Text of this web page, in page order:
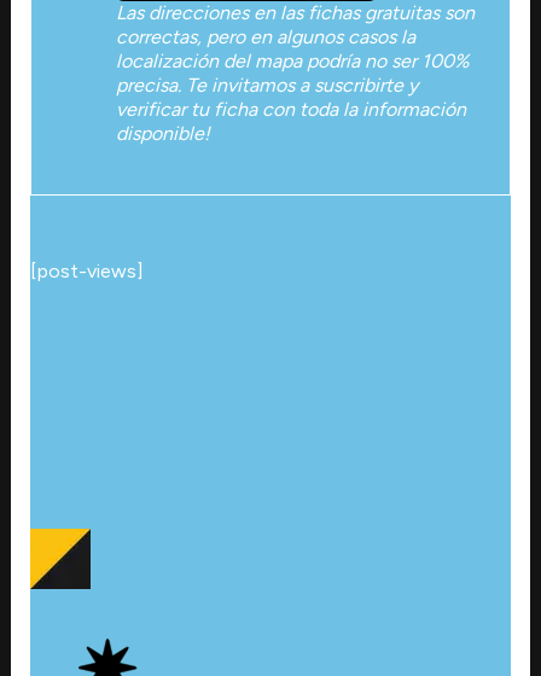
Las direcciones en las fichas gratuitas son
correctas, pero en algunos casos la
localización del mapa podría no ser 100%
precisa. Te invitamos a suscribirte y
verificar tu ficha con toda la información
disponible!
[post-views]